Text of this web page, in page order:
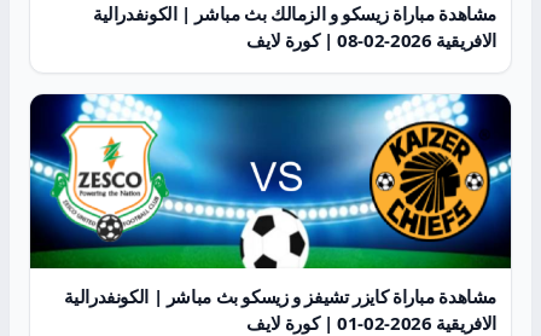
مشاهدة مباراة زيسكو و الزمالك بث مباشر | الكونفدرالية
الافريقية 2026-02-08 | كورة لايف
مشاهدة مباراة كايزر تشيفز و زيسكو بث مباشر | الكونفدرالية
الافريقية 2026-02-01 | كورة لايف